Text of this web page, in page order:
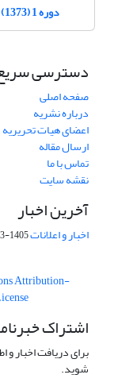
دوره 1 (1373)
دسترسی
صفحه اصلی
درباره نشریه
اعضای هیات تحریریه
ارسال مقاله
تماس با ما
نقشه سایت
آخرین اخبار
اخبار و اعلانات1405-03-30
Attribution-
اشتراک
برای دریافت اخبار
شوید.